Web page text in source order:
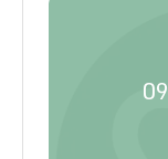
09